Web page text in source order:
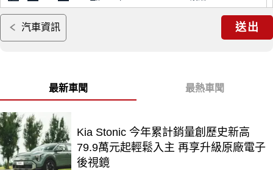
汽車資訊 送出
最新車聞 最熱車聞
Kia Stonic 今年累計銷量創歷史新高
79.9萬元起輕鬆入主 再享升級原廠電子
後視鏡